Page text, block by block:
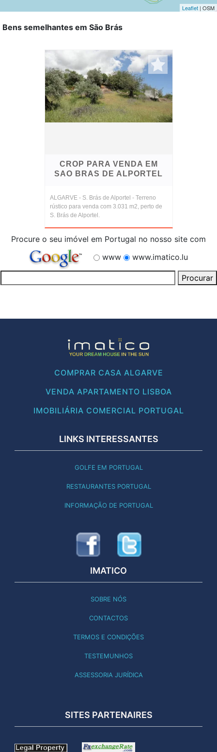
Leaflet | OSM
Bens semelhantes em São Brás
CROP PARA VENDA EM
SAO BRAS DE ALPORTEL
ALGARVE - S. Brás de Alportel - Terreno
rústico para venda com 3.031 m2, perto de
S. Brás de Alportel.
Procure o seu imóvel em Portugal no nosso site com
www
www.imatico.lu
COMPRAR CASA ALGARVE
VENDA APARTAMENTO LISBOA
IMOBILIÁRIA COMERCIAL PORTUGAL
LINKS INTERESSANTES
GOLFE EM PORTUGAL
RESTAURANTES PORTUGAL
INFORMAÇÃO DE PORTUGAL
IMATICO
SOBRE NÓS
CONTACTOS
TERMOS E CONDIÇÕES
TESTEMUNHOS
ASSESSORIA JURÍDICA
SITES PARTENAIRES